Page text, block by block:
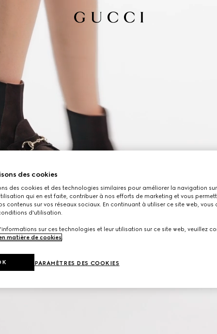
des cookies
des cookies et des technologies similaires pour améliorer la navigation sur
qui en est faite, contribuer à nos efforts de marketing et vous
contenus sur vos réseaux sociaux. En continuant à utiliser ce site web, vous
d'utilisation.
sur ces technologies et leur utilisation sur ce site web, veuillez
matière de cookies.
PARAMÈTRES DES COOKIES